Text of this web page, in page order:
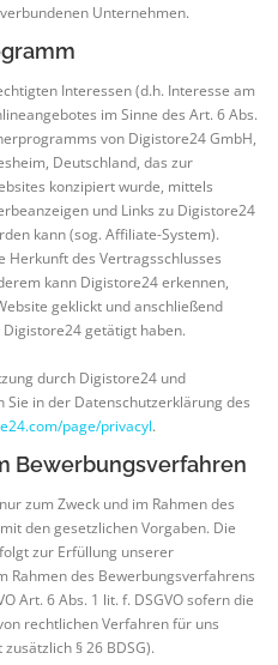
Unternehmen.
Interessen (d.h. Interesse am
im Sinne des Art. 6 Abs.
von Digistore24 GmbH,
Deutschland, das zur
konzipiert wurde, mittels
und Links zu Digistore24
kann (sog. Affiliate-System).
Herkunft des Vertragsschlusses
kann Digistore24 erkennen,
geklickt und anschließend
getätigt haben.
durch Digistore24 und
in der Datenschutzerklärung des
page/privacyl.
Bewerbungsverfahren
zum Zweck und im Rahmen des
den gesetzlichen Vorgaben. Die
zur Erfüllung unserer
Rahmen des Bewerbungsverfahrens
Art. 6 Abs. 1 lit. f. DSGVO sofern die
rechtlichen Verfahren für uns
§ 26 BDSG).